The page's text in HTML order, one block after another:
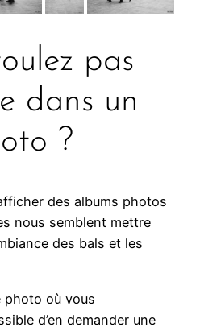
pas
dans un
?
des albums photos
nous semblent mettre
des bals et les
photo où vous
d’en demander une